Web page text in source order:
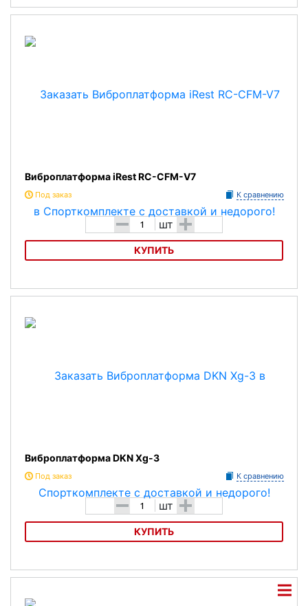
Вибромассажная платформа Ogawa ezThrive OE-0952
Виброплатформа iRest RC-CFM-V7
Под заказ К сравнению
- шт +
КУПИТЬ
Виброплатформа iRest RC-CFM-V7
Виброплатформа DKN Xg-3
Под заказ К сравнению
- шт +
КУПИТЬ
Виброплатформа DKN Xg-3